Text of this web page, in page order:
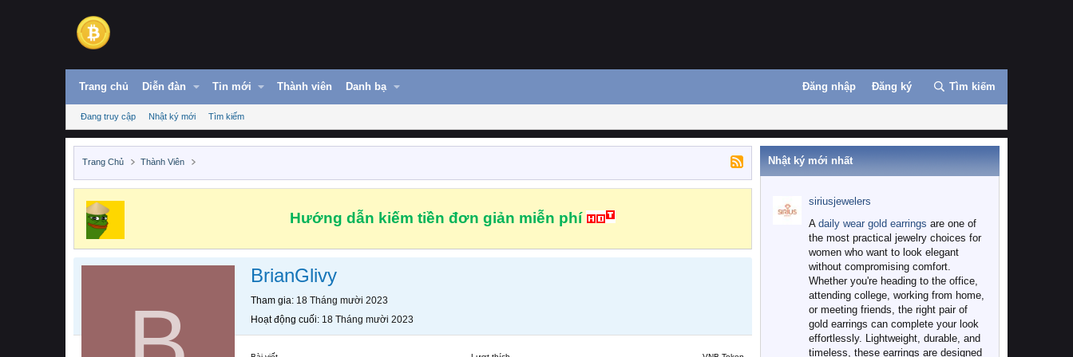
Trang chủ Diễn đàn Tin mới Thành viên Danh bạ Đăng nhập Đăng ký Tìm kiếm
Đang truy cập Nhật ký mới Tìm kiếm
Trang Chủ Thành Viên
Hướng dẫn kiếm tiền đơn giản miễn phí
BrianGlivy
Tham gia 18 Tháng mười 2023
Hoạt động cuối 18 Tháng mười 2023
Nhật ký mới nhất
siriusjewelers
A daily wear gold earrings are one of
the most practical jewelry choices for
women who want to look elegant
without compromising comfort.
Whether you're heading to the office,
attending college, working from home,
or meeting friends, the right pair of
gold earrings can complete your look
effortlessly. Lightweight, durable, and
timeless, these earrings are designed